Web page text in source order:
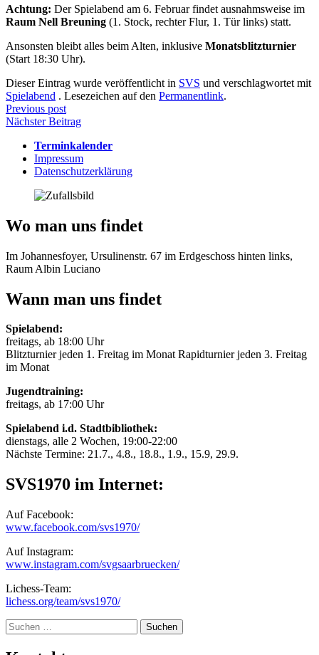
Achtung: Der Spielabend am 6. Februar findet ausnahmsweise im
Raum Nell Breuning (1. Stock, rechter Flur, 1. Tür links) statt.
Ansonsten bleibt alles beim Alten, inklusive Monatsblitzturnier
(Start 18:30 Uhr).
Dieser Eintrag wurde veröffentlicht in SVS und verschlagwortet mit
Spielabend . Lesezeichen auf den Permanentlink.
Beitragsnavigation
Previous post
Nächster Beitrag
Terminkalender
Impressum
Datenschutzerklärung
Wo man uns findet
Im Johannesfoyer, Ursulinenstr. 67 im Erdgeschoss hinten links,
Raum Albin Luciano
Wann man uns findet
Spielabend:
freitags, ab 18:00 Uhr
Blitzturnier jeden 1. Freitag im Monat Rapidturnier jeden 3. Freitag
im Monat
Jugendtraining:
freitags, ab 17:00 Uhr
Spielabend i.d. Stadtbibliothek:
dienstags, alle 2 Wochen, 19:00-22:00
Nächste Termine: 21.7., 4.8., 18.8., 1.9., 15.9, 29.9.
SVS1970 im Internet:
Auf Facebook:
www.facebook.com/svs1970/
Auf Instagram:
www.instagram.com/svgsaarbruecken/
Lichess-Team:
lichess.org/team/svs1970/
Suche